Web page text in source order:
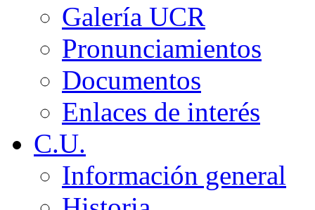
Galería UCR
Pronunciamientos
Documentos
Enlaces de interés
C.U.
Información general